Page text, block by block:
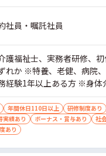
社員・嘱託社員
護福祉士、実務者研修、
れか ※特養、老健、病院
経験1年以上ある方 ※身体
ある方、機械浴の使用の
年間休日110日以上
研修制度あり
実績あり
ボーナス・賞与あり
社
あり